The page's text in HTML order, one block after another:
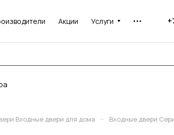
Акции Услуги
Входные двери для дома – Входные двери